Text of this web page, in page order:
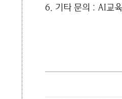
6. 기타 문의 : AI교